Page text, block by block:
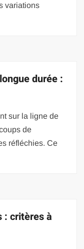
variations
durée :
sur la ligne de
de
réfléchies. Ce
: critères à